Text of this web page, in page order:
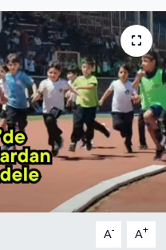
A- A+